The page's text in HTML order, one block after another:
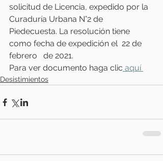
solicitud de Licencia, expedido por la
Curaduría Urbana N°2 de
Piedecuesta. La resolución tiene
como fecha de expedición el  22 de
febrero   de 2021.
Para ver documento haga clic aquí
Desistimientos